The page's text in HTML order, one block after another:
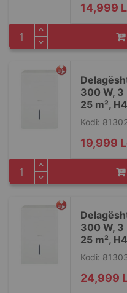
Special
Price
14,999
300 W, 3
25 m²,
Kodi:
Special
Price
19,999
300 W, 3
25 m²,
Kodi:
Special
Price
24,999